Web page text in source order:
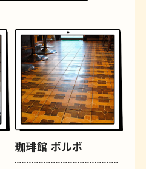
お好み焼き
珈琲館 ボルボ